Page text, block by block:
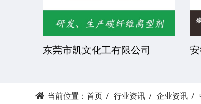
东莞市凯文化工有限公司
当前位置： 首页 行业资讯 企业资讯